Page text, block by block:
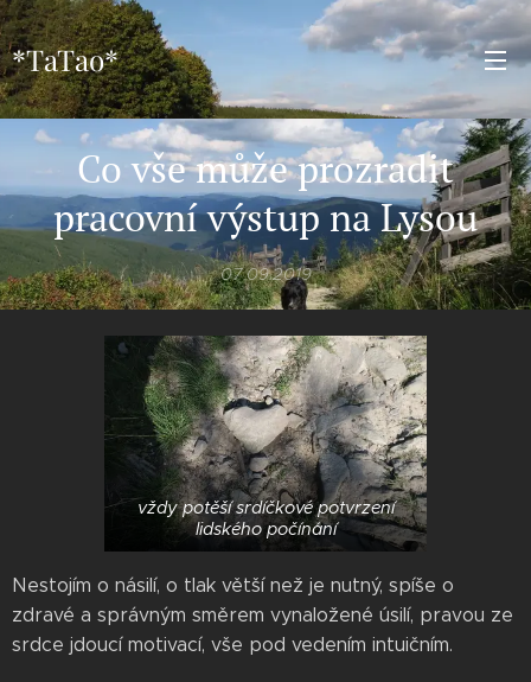
*TaTao*
Co vše může prozradit
pracovní výstup na Lysou
07.09.2019
vždy potěší srdíčkové potvrzení
lidského počínání
Nestojím o násilí, o tlak větší než je nutný, spíše o
zdravé a správným směrem vynaložené úsilí, pravou ze
srdce jdoucí motivací, vše pod vedením intuičním.